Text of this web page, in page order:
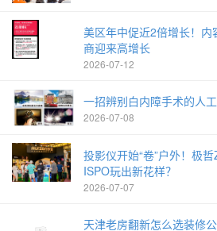
美区年中促近2倍增长！
商迎来高增长
2026-07-12
一招辨别白内障手术的人
2026-07-08
投影仪开始“卷”户外！极
ISPO玩出新花样？
2026-07-07
天津老房翻新怎么选装修